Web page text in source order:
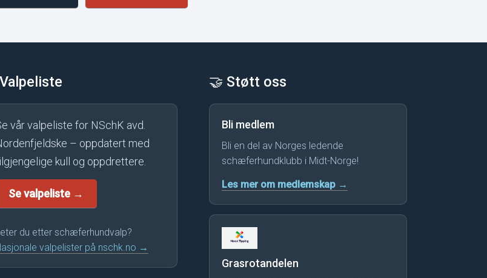
vår valpeliste for NSchK avd.
– oppdatert med
kull og oppdrettere.
Se valpeliste →
du etter schæferhundvalp?
valpelister på nschk.no →
🤝 Støtt oss
Bli medlem
Bli en del av Norges ledende
schæferhundklubb i Midt-Norge!
Les mer om medlemskap →
Grasrotandelen